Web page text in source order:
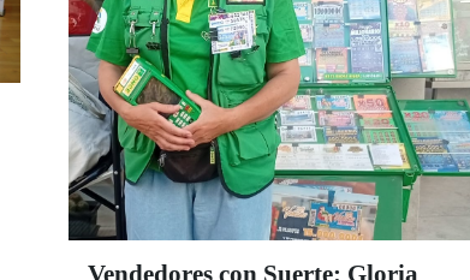
Vendedores con Suerte: Gloria